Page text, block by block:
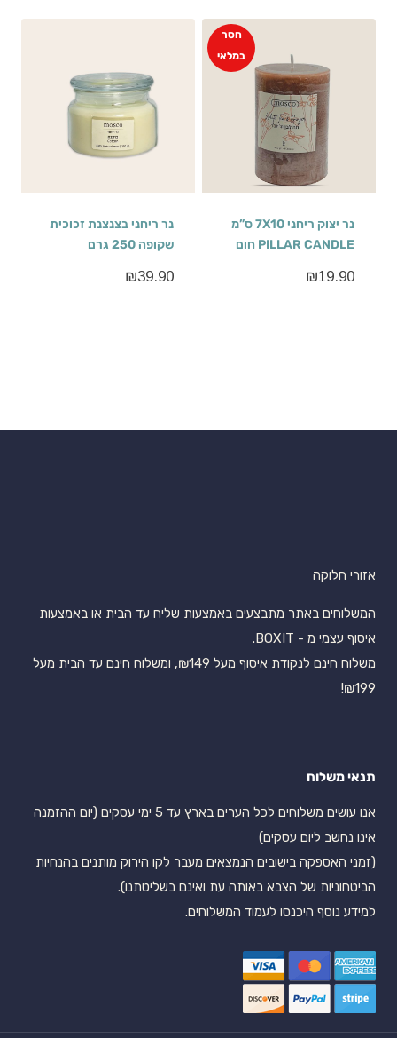
חסר
במלאי
נר יצוק ריחני 7X10 ס”מ
PILLAR CANDLE חום
₪19.90
נר ריחני בצנצנת זכוכית
שקופה 250 גרם
₪39.90
אזורי חלוקה
המשלוחים באתר מתבצעים באמצעות שליח עד הבית או באמצעות
איסוף עצמי מ - BOXIT.
משלוח חינם לנקודת איסוף מעל ₪149, ומשלוח חינם עד הבית מעל
₪199!
תנאי משלוח
אנו עושים משלוחים לכל הערים בארץ עד 5 ימי עסקים (יום ההזמנה
אינו נחשב ליום עסקים)
(זמני האספקה בישובים הנמצאים מעבר לקו הירוק מותנים בהנחיות
הביטחוניות של הצבא באותה עת ואינם בשליטתנו).
למידע נוסף היכנסו לעמוד המשלוחים.